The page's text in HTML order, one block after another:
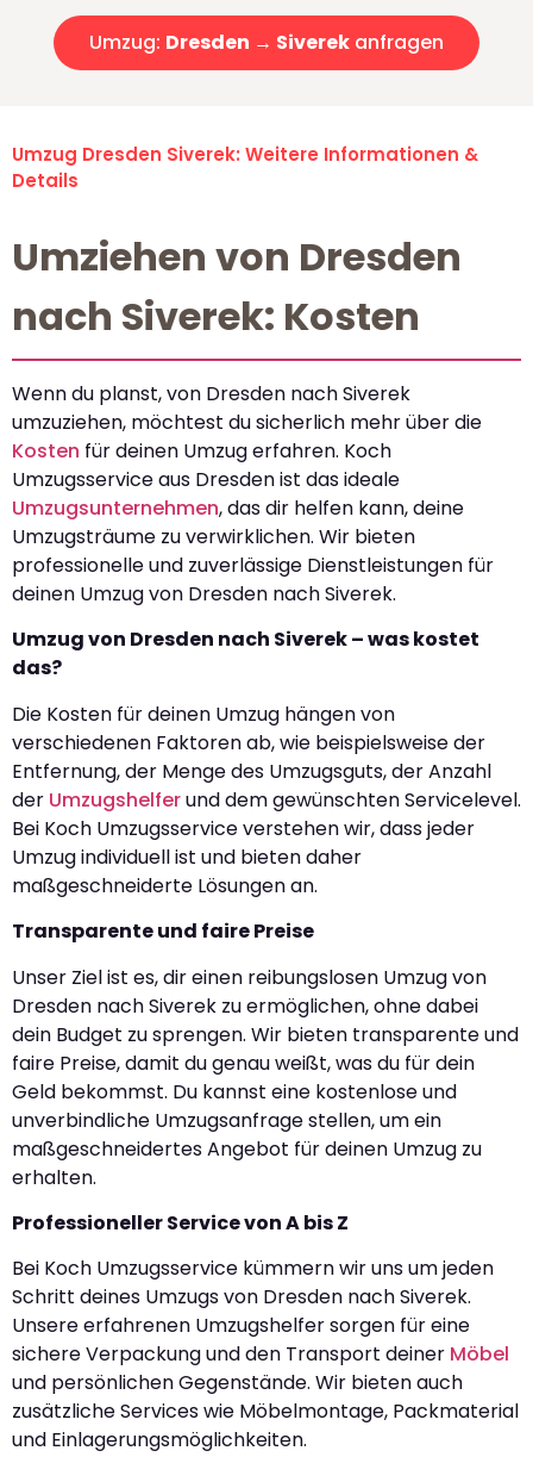
Umzug: Dresden → Siverek anfragen
Umzug Dresden Siverek: Weitere Informationen &
Details
Umziehen von Dresden
nach Siverek: Kosten
Wenn du planst, von Dresden nach Siverek
umzuziehen, möchtest du sicherlich mehr über die
Kosten für deinen Umzug erfahren. Koch
Umzugsservice aus Dresden ist das ideale
Umzugsunternehmen, das dir helfen kann, deine
Umzugsträume zu verwirklichen. Wir bieten
professionelle und zuverlässige Dienstleistungen für
deinen Umzug von Dresden nach Siverek.
Umzug von Dresden nach Siverek – was kostet
das?
Die Kosten für deinen Umzug hängen von
verschiedenen Faktoren ab, wie beispielsweise der
Entfernung, der Menge des Umzugsguts, der Anzahl
der Umzugshelferund dem gewünschten Servicelevel.
Bei Koch Umzugsservice verstehen wir, dass jeder
Umzug individuell ist und bieten daher
maßgeschneiderte Lösungen an.
Transparente und faire Preise
Unser Ziel ist es, dir einen reibungslosen Umzug von
Dresden nach Siverek zu ermöglichen, ohne dabei
dein Budget zu sprengen. Wir bieten transparente und
faire Preise, damit du genau weißt, was du für dein
Geld bekommst. Du kannst eine kostenlose und
unverbindliche Umzugsanfrage stellen, um ein
maßgeschneidertes Angebot für deinen Umzug zu
erhalten.
Professioneller Service von A bis Z
Bei Koch Umzugsservice kümmern wir uns um jeden
Schritt deines Umzugs von Dresden nach Siverek.
Unsere erfahrenen Umzugshelfer sorgen für eine
sichere Verpackung und den Transport deiner Möbel
und persönlichen Gegenstände. Wir bieten auch
zusätzliche Services wie Möbelmontage, Packmaterial
und Einlagerungsmöglichkeiten.